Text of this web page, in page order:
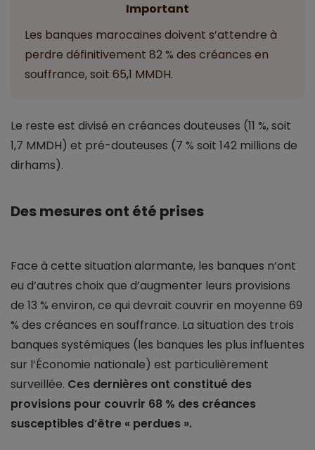
Important
Les banques marocaines doivent s’attendre à
perdre définitivement 82 % des créances en
souffrance, soit 65,1 MMDH.
Le reste est divisé en créances douteuses (11 %, soit
1,7 MMDH) et pré-douteuses (7 % soit 142 millions de
dirhams).
Des mesures ont été prises
Face à cette situation alarmante, les banques n’ont
eu d’autres choix que d’augmenter leurs provisions
de 13 % environ, ce qui devrait couvrir en moyenne 69
% des créances en souffrance. La situation des trois
banques systémiques (les banques les plus influentes
sur l’Économie nationale) est particulièrement
surveillée. Ces dernières ont constitué des
provisions pour couvrir 68 % des créances
susceptibles d’être « perdues ».